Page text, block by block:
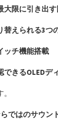
大限に引き出
替えられる3つ
ッチ機能搭載
できるOLEDデ
ではのサウン